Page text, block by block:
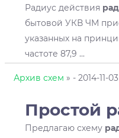
Радиус действия
бытовой УКВ ЧМ
указанных на
частоте 87,9 ...
Архив схем » - 2014-11-
Простой
Предлагаю схему